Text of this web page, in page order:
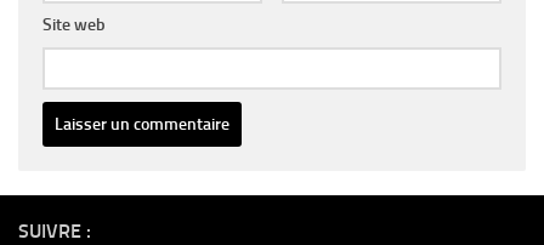
Site web
SUIVRE :